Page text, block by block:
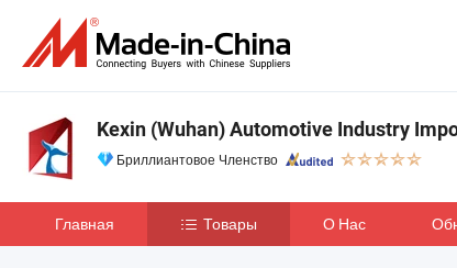
Kexin (Wuhan) Automotive Industry
Бриллиантовое Членство
Главная Товары О Нас